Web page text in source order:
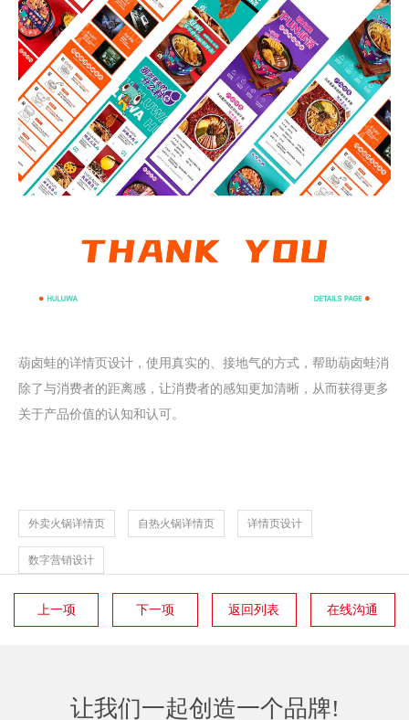
葫卤蛙的详情页设计 ，使用真实的、接地气的方式，帮助葫卤蛙消
除了与消费者的距离感，让消费者的感知更加清晰，从而获得更多
关于产品价值的认知和认可。
外卖火锅详情页 自热火锅详情页 详情页设计
数字营销设计
上一项 下一项 返回列表 在线沟通
让我们一起创造一个品牌!